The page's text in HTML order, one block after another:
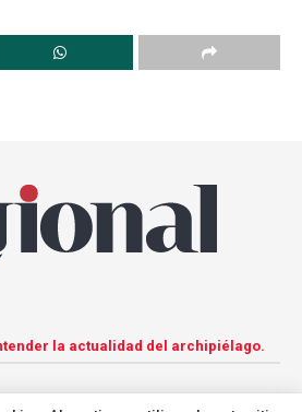
la actualidad del archipiélago.